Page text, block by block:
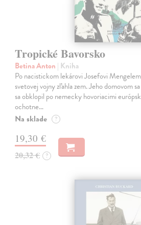
Tropické Bavorsko
Betina Anton | Kniha
Po nacistickom lekárovi Josefovi
svetovej vojny zľahla zem. Jeho domovom
sa obklopil po nemecky hovoriacimi
ochotne…
Na sklade ?
19,30 €
20,32 € ?